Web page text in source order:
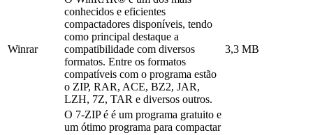
Winrar
conhecidos e eficientes
compactadores disponíveis, tendo
como principal destaque a
compatibilidade com diversos
formatos. Entre os formatos
compatíveis com o programa estão
o ZIP, RAR, ACE, BZ2, JAR,
LZH, 7Z, TAR e diversos outros.
3,3 MB
O 7-ZIP é é um programa gratuito e
um ótimo programa para compactar